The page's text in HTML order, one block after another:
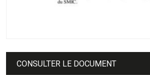
CONSULTER LE DOCUMENT